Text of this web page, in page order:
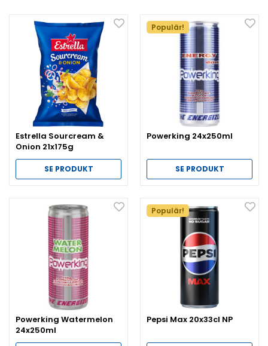
Estrella Sourcream &
Onion 21x175g
SE PRODUKT
Populär!
Powerking 24x250ml
SE PRODUKT
Powerking Watermelon
24x250ml
Populär!
Pepsi Max 20x33cl NP